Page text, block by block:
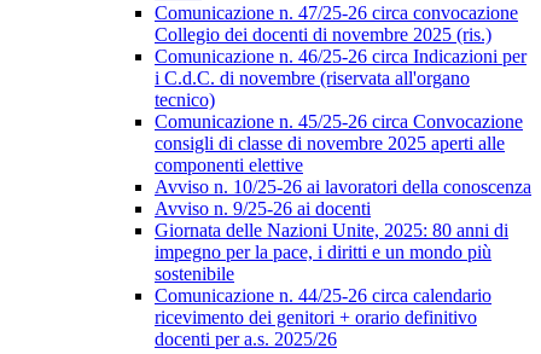
Comunicazione n. 47/25-26 circa convocazione
Collegio dei docenti di novembre 2025 (ris.)
Comunicazione n. 46/25-26 circa Indicazioni per
i C.d.C. di novembre (riservata all'organo
tecnico)
Comunicazione n. 45/25-26 circa Convocazione
consigli di classe di novembre 2025 aperti alle
componenti elettive
Avviso n. 10/25-26 ai lavoratori della conoscenza
Avviso n. 9/25-26 ai docenti
Giornata delle Nazioni Unite, 2025: 80 anni di
impegno per la pace, i diritti e un mondo più
sostenibile
Comunicazione n. 44/25-26 circa calendario
ricevimento dei genitori + orario definitivo
docenti per a.s. 2025/26